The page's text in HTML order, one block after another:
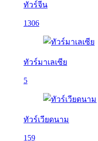
ทัวร์จีน
1306
ทัวร์มาเลเซีย
5
ทัวร์เวียดนาม
159